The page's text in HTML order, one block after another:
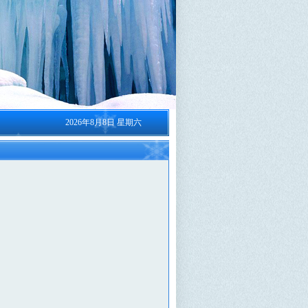
2026年8月8日 星期六